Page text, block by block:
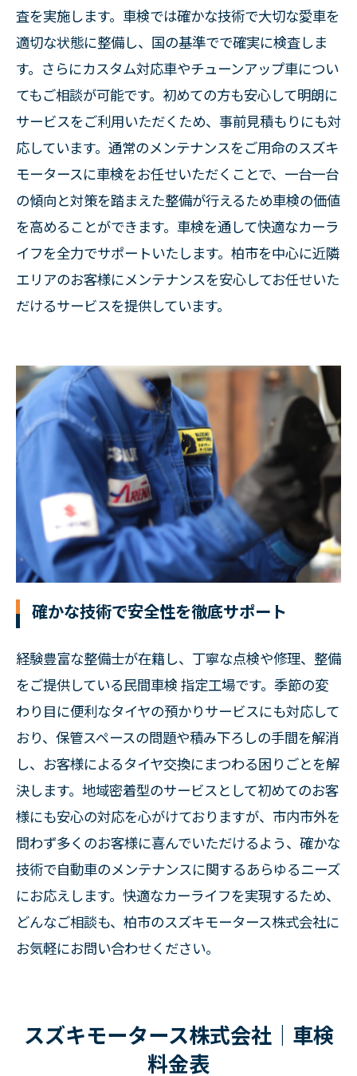
査を実施します。車検では確かな技術で大切な愛車を
適切な状態に整備し、国の基準でで確実に検査しま
す。さらにカスタム対応車やチューンアップ車につい
てもご相談が可能です。初めての方も安心して明朗に
サービスをご利用いただくため、事前見積もりにも対
応しています。通常のメンテナンスをご用命のスズキ
モータースに車検をお任せいただくことで、一台一台
の傾向と対策を踏まえた整備が行えるため車検の価値
を高めることができます。車検を通して快適なカーラ
イフを全力でサポートいたします。柏市を中心に近隣
エリアのお客様にメンテナンスを安心してお任せいた
だけるサービスを提供しています。
確かな技術で安全性を徹底サポート
経験豊富な整備士が在籍し、丁寧な点検や修理、整備
をご提供している民間車検 指定工場です。季節の変
わり目に便利なタイヤの預かりサービスにも対応して
おり、保管スペースの問題や積み下ろしの手間を解消
し、お客様によるタイヤ交換にまつわる困りごとを解
決します。地域密着型のサービスとして初めてのお客
様にも安心の対応を心がけておりますが、市内市外を
問わず多くのお客様に喜んでいただけるよう、確かな
技術で自動車のメンテナンスに関するあらゆるニーズ
にお応えします。快適なカーライフを実現するため、
どんなご相談も、柏市のスズキモータース株式会社に
お気軽にお問い合わせください。
スズキモータース株式会社｜車検
料金表